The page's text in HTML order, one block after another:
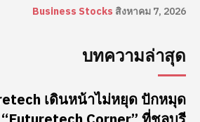
Business Stocks สิงหาคม 7, 2026
บทความล่าสุด
เดินหน้าไม่หยุด ปักหมุด